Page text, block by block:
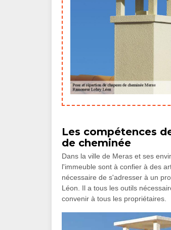
Les compétences
de cheminée
Dans la ville de Meras et ses
l'immeuble sont à confier à des
nécessaire de s'adresser à un
Léon. Il a tous les outils
convenir à tous les propriétaires.